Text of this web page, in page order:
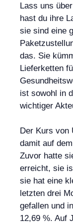
Lass uns
hast du ihre
sie sind eine
das. Sie
Lieferketten
ist sowohl in
wichtiger
Der Kurs von
damit auf
Zuvor hatte
erreicht, sie
sie hat eine
letzten drei
gefallen und
12,69 %. Auf